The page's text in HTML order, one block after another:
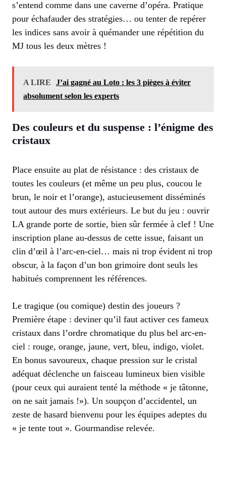
s’entend comme dans une caverne d’opéra. Pratique
pour échafauder des stratégies… ou tenter de repérer
les indices sans avoir à quémander une répétition du
MJ tous les deux mètres !
A LIRE
J’ai gagné au Loto : les 3 pièges à éviter
absolument selon les experts
Des couleurs et du suspense : l’énigme des
cristaux
Place ensuite au plat de résistance : des cristaux de
toutes les couleurs (et même un peu plus, coucou le
brun, le noir et l’orange), astucieusement disséminés
tout autour des murs extérieurs. Le but du jeu : ouvrir
LA grande porte de sortie, bien sûr fermée à clef ! Une
inscription plane au-dessus de cette issue, faisant un
clin d’œil à l’arc-en-ciel… mais ni trop évident ni trop
obscur, à la façon d’un bon grimoire dont seuls les
habitués comprennent les références.
Le tragique (ou comique) destin des joueurs ?
Première étape : deviner qu’il faut activer ces fameux
cristaux dans l’ordre chromatique du plus bel arc-en-
ciel : rouge, orange, jaune, vert, bleu, indigo, violet.
En bonus savoureux, chaque pression sur le cristal
adéquat déclenche un faisceau lumineux bien visible
(pour ceux qui auraient tenté la méthode « je tâtonne,
on ne sait jamais !»). Un soupçon d’accidentel, un
zeste de hasard bienvenu pour les équipes adeptes du
« je tente tout ». Gourmandise relevée.